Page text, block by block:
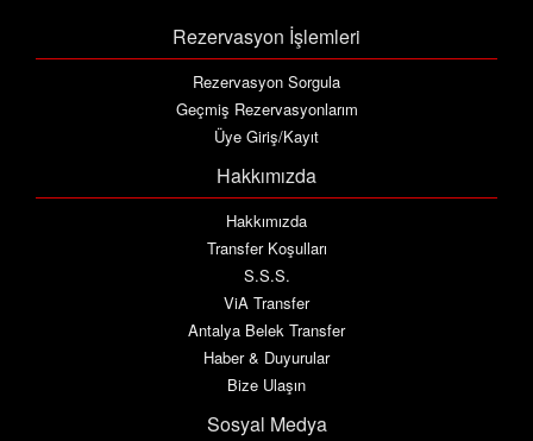
Rezervasyon İşlemleri
Rezervasyon Sorgula
Geçmiş Rezervasyonlarım
Üye Giriş/Kayıt
Hakkımızda
Hakkımızda
Transfer Koşulları
S.S.S.
ViA Transfer
Antalya Belek Transfer
Haber & Duyurular
Bize Ulaşın
Sosyal Medya